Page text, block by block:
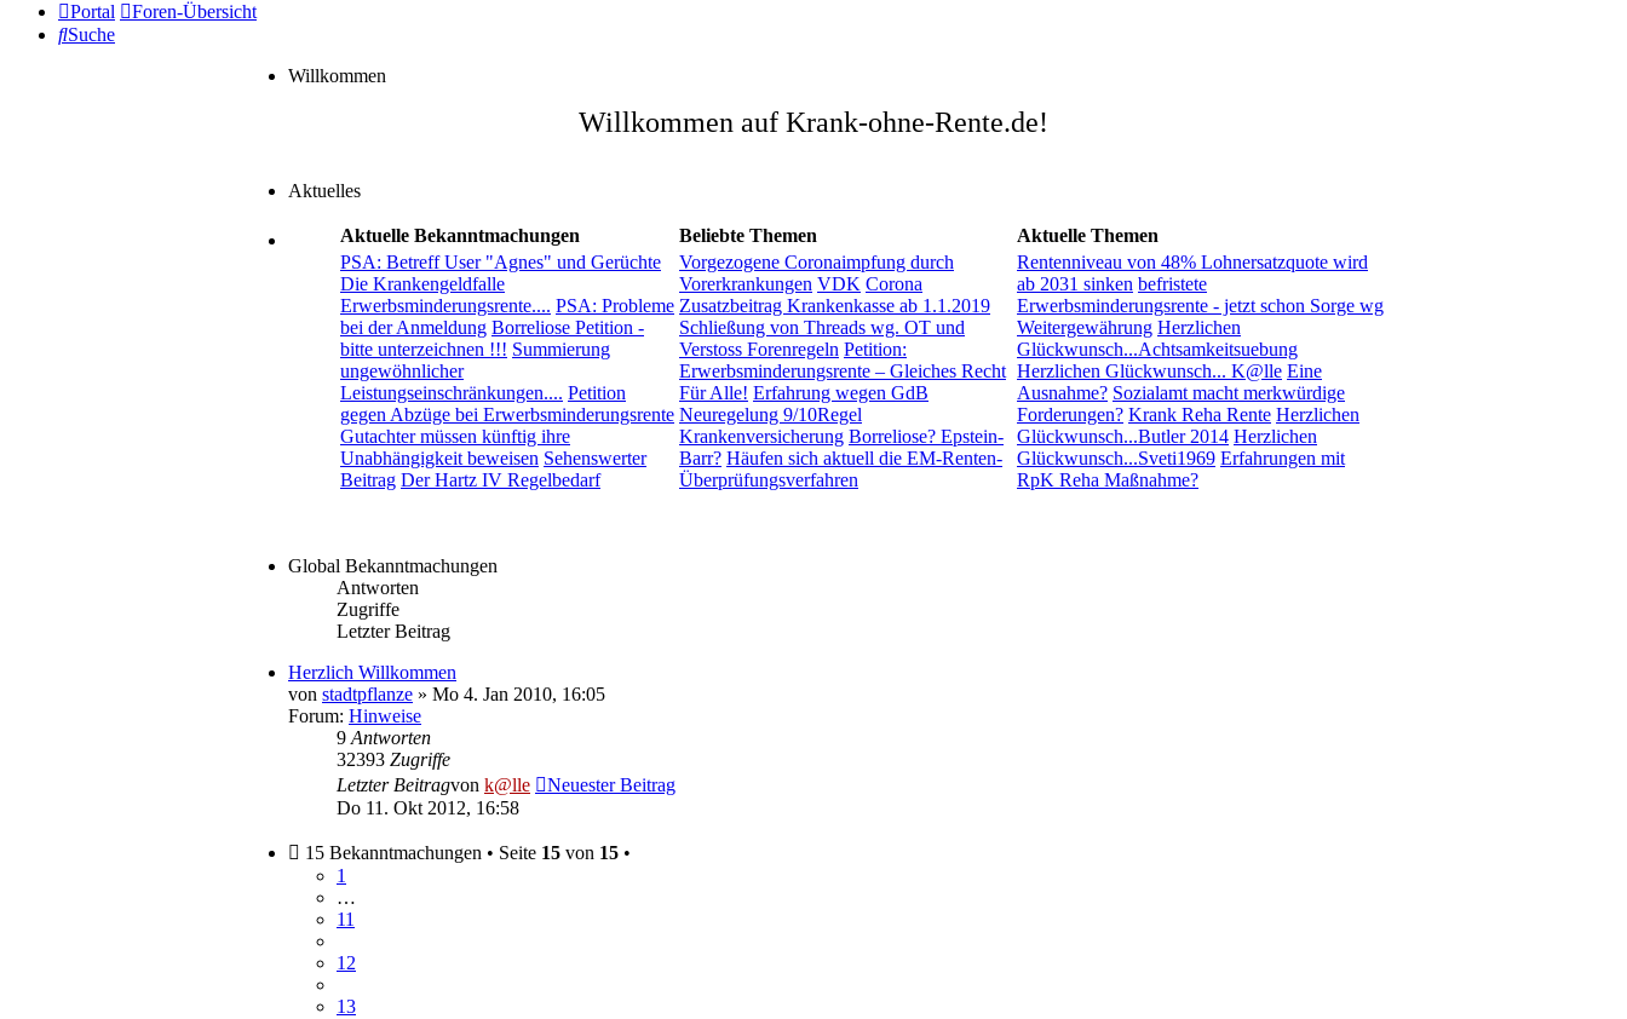
Portal
Foren-Übersicht
Suche
Willkommen
Willkommen auf Krank-ohne-Rente.de!
Aktuelles
Aktuelle Bekanntmachungen Beliebte Themen
Aktuelle Themen
PSA: Betreff User "Agnes" und Gerüchte
Die Krankengeldfalle
Erwerbsminderungsrente.... PSA: Probleme
bei der Anmeldung Borreliose Petition -
bitte unterzeichnen !!! Summierung
ungewöhnlicher
Leistungseinschränkungen.... Petition
gegen Abzüge bei Erwerbsminderungsrente
Gutachter müssen künftig ihre
Unabhängigkeit beweisen Sehenswerter
Beitrag Der Hartz IV Regelbedarf
Vorgezogene Coronaimpfung durch
Vorerkrankungen VDK Corona
Zusatzbeitrag Krankenkasse ab 1.1.2019
Schließung von Threads wg. OT und
Verstoss Forenregeln Petition:
Erwerbsminderungsrente – Gleiches Recht
Für Alle! Erfahrung wegen GdB
Neuregelung 9/10Regel
Krankenversicherung Borreliose? Epstein-
Barr? Häufen sich aktuell die EM-Renten-
Überprüfungsverfahren
Rentenniveau von 48% Lohnersatzquote wird
ab 2031 sinken befristete
Erwerbsminderungsrente - jetzt schon Sorge wg
Weitergewährung Herzlichen
Glückwunsch...Achtsamkeitsuebung
Herzlichen Glückwunsch... K@lle Eine
Ausnahme? Sozialamt macht merkwürdige
Forderungen? Krank Reha Rente Herzlichen
Glückwunsch...Butler 2014 Herzlichen
Glückwunsch...Sveti1969 Erfahrungen mit
RpK Reha Maßnahme?
Global Bekanntmachungen
Antworten
Zugriffe
Letzter Beitrag
Herzlich Willkommen
von stadtpflanze » Mo 4. Jan 2010, 16:05
Forum: Hinweise
9 Antworten
32393 Zugriffe
Letzter Beitragvon k@lle
Neuester Beitrag
Do 11. Okt 2012, 16:58
15 Bekanntmachungen • Seite 15 von 15 •
1
…
11
12
13